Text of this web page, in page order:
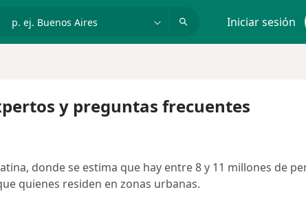
Iniciar sesión
y preguntas frecuentes
donde se estima que hay entre 8 y 11 millones de
quienes residen en zonas urbanas.